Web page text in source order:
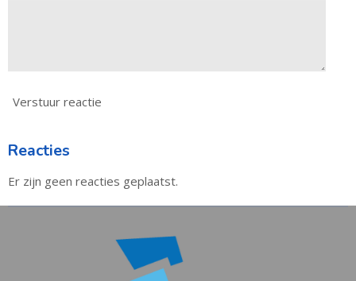
Verstuur reactie
Reacties
Er zijn geen reacties geplaatst.